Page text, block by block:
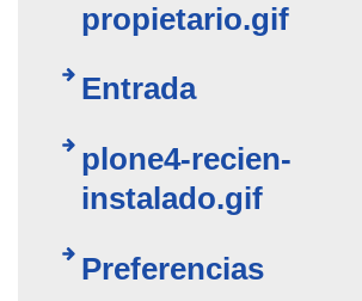
propietario.gif
Entrada
plone4-recien-
instalado.gif
Preferencias